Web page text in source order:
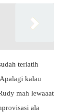
terlatih
kalau
mah lewaaat
ala